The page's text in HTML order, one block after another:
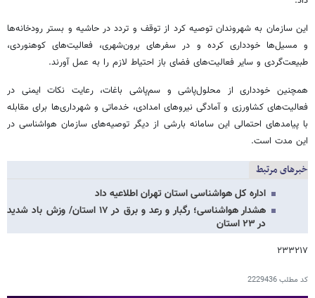
این سازمان به شهروندان توصیه کرد از توقف و تردد در حاشیه و بستر رودخانه‌ها
و مسیل‌ها خودداری کرده و در سفرهای برون‌شهری، فعالیت‌های کوهنوردی،
طبیعت‌گردی و سایر فعالیت‌های فضای باز احتیاط لازم را به عمل آورند.
همچنین خودداری از محلول‌پاشی و سم‌پاشی باغات، رعایت نکات ایمنی در
فعالیت‌های کشاورزی و آمادگی نیروهای امدادی، خدماتی و شهرداری‌ها برای مقابله
با پیامدهای احتمالی این سامانه بارشی از دیگر توصیه‌های سازمان هواشناسی در
این مدت است.
خبرهای مرتبط
اداره کل هواشناسی استان تهران اطلاعیه داد
هشدار هواشناسی؛ رگبار و رعد و برق در ۱۷ استان/ وزش باد شدید
در ۲۳ استان
۲۳۳۲۱۷
کد مطلب2229436